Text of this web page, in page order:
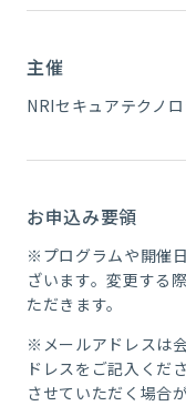
主催
NRIセキュアテクノ
お申込み要領
※プログラムや開催
ざいます。変更する
ただきます。
※メールアドレスは
ドレスをご記入くだ
させていただく場合